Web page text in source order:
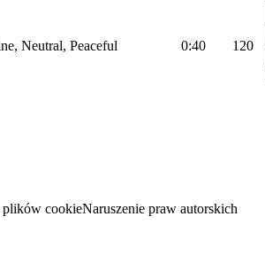
Neutral, Peaceful 0:40 120
cookieNaruszenie praw autorskich